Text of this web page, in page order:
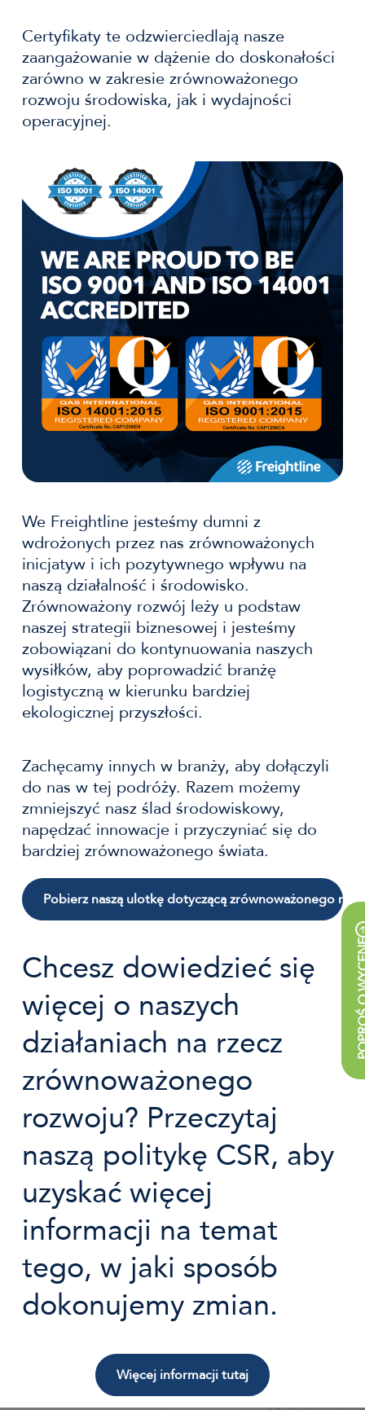
Certyfikaty te odzwierciedlają nasze
zaangażowanie w dążenie do doskonałości
zarówno w zakresie zrównoważonego
rozwoju środowiska, jak i wydajności
operacyjnej.
We Freightline jesteśmy dumni z
wdrożonych przez nas zrównoważonych
inicjatyw i ich pozytywnego wpływu na
naszą działalność i środowisko.
Zrównoważony rozwój leży u podstaw
naszej strategii biznesowej i jesteśmy
zobowiązani do kontynuowania naszych
wysiłków, aby poprowadzić branżę
logistyczną w kierunku bardziej
ekologicznej przyszłości.
Zachęcamy innych w branży, aby dołączyli
do nas w tej podróży. Razem możemy
zmniejszyć nasz ślad środowiskowy,
napędzać innowacje i przyczyniać się do
bardziej zrównoważonego świata.
Pobierz naszą ulotkę dotyczącą zrównoważonego
Chcesz dowiedzieć się
więcej o naszych
działaniach na rzecz
zrównoważonego
rozwoju? Przeczytaj
naszą politykę CSR, aby
uzyskać więcej
informacji na temat
tego, w jaki sposób
dokonujemy zmian.
Więcej informacji tutaj